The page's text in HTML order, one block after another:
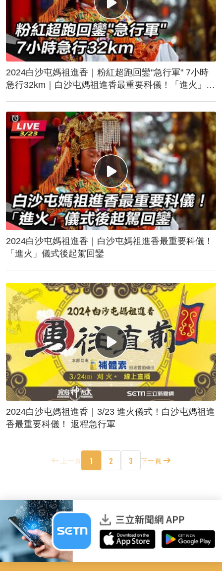
2024白沙屯媽祖進香｜粉紅超跑回鑾"急行軍" 7小時
急行32km｜白沙屯媽祖進香最重要科儀！「進火」儀
2024白沙屯媽祖進香｜白沙屯媽祖進香最重要科儀！
「進火」儀式後起駕回鑾
2024白沙屯媽祖進香｜3/23 進火儀式！白沙屯媽祖進
香最重要科儀！ 返程急行軍
上一頁 1 2 3 下一頁